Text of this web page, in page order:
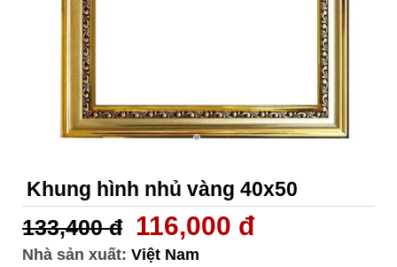
Khung hình nhủ vàng 40x50
133,400 đ 116,000 đ
Nhà sản xuất: Việt Nam